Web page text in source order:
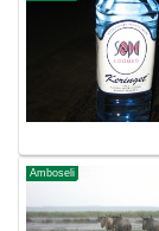
Amboseli